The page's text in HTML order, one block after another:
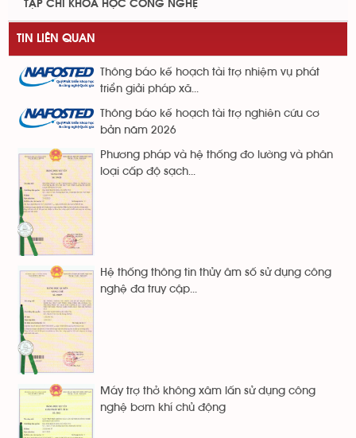
TẠP CHÍ KHOA HỌC CÔNG NGHỆ
TIN LIÊN QUAN
Thông báo kế hoạch tài trợ nhiệm vụ phát
triển giải pháp xã...
Thông báo kế hoạch tài trợ nghiên cứu cơ
bản năm 2026
Phương pháp và hệ thống đo lường và phân
loại cấp độ sạch...
Hệ thống thông tin thủy âm số sử dụng công
nghệ đa truy cập...
Máy trợ thở không xâm lấn sử dụng công
nghệ bơm khí chủ động